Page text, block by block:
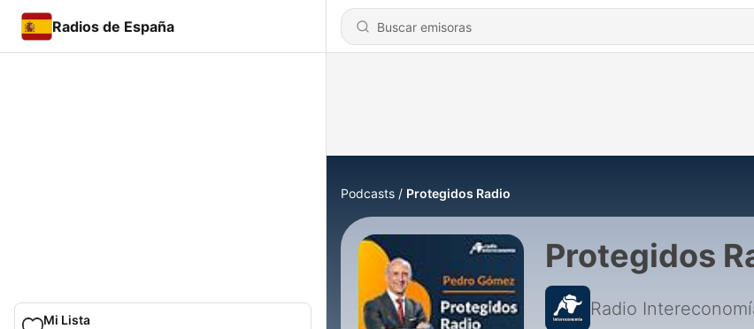
Radios de España
Mi Lista
Podcasts Protegidos Radio
Protegidos
Radio